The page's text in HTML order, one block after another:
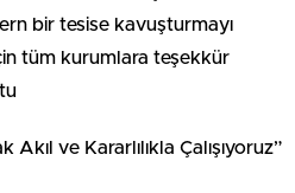
bir tesise kavuşturmayı
tüm kurumlara teşekkür
Akıl ve Kararlılıkla Çalışıyoruz”